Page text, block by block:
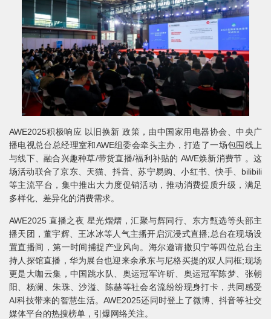
AWE2025积极响应 以旧换新 政策，由中国家用电器协会、中央广
播电视总台总经理室和AWE组委会牵头主办，打造了一场包围线上
与线下、融合兴趣种草/带货直播/福利补贴的 AWE焕新消费节 。这
场活动联合了京东、天猫、抖音、苏宁易购、小红书、快手、bilibili
等主流平台，集中推出大力度促销活动，推动消费提质升级，满足
多样化、差异化的消费需求。
AWE2025 直播之夜 星光熠熠，汇聚与辉同行、东方甄选等头部主
播天团，董宇辉、王冰冰等人气主播开启沉浸式直播;总台在现场设
置直播间，第一时间捕捉产业风向。海尔邀请撒贝宁等四位总台主
持人探馆直播，华为展台也迎来余承东与尼格买提的双人同框;现场
更是大咖云集，中国跳水队、奥运冠军许昕、奥运冠军陈梦、张朝
阳、杨澜、朱珠、沙溢、陈赫等社会名流纷纷现身打卡，共同感受
AI科技带来的智慧生活。AWE2025还同时登上了微博、抖音等社交
媒体平台的热搜榜单，引爆网络关注。